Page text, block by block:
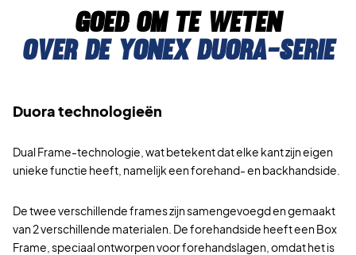
Goed om te weten
Over de yonex duora-serie
Duora technologieën
Dual Frame-technologie, wat betekent dat elke kant zijn eigen
unieke functie heeft, namelijk een forehand- en backhandside.
De twee verschillende frames zijn samengevoegd en gemaakt
van 2 verschillende materialen. De forehandside heeft een Box
Frame, speciaal ontworpen voor forehandslagen, omdat het is